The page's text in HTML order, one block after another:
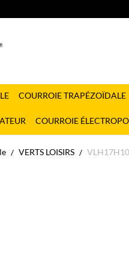
COURROIE TRAPÉZOÏDALE
COURROIE
VERTS LOISIRS